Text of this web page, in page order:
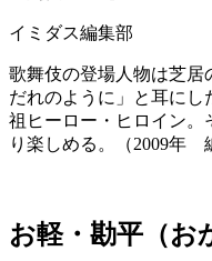
イミダス編集部
歌舞伎の登場人物は芝居
だれのように」と耳にし
祖ヒーロー・ヒロイン。
り楽しめる。（2009年
お軽・勘平（お